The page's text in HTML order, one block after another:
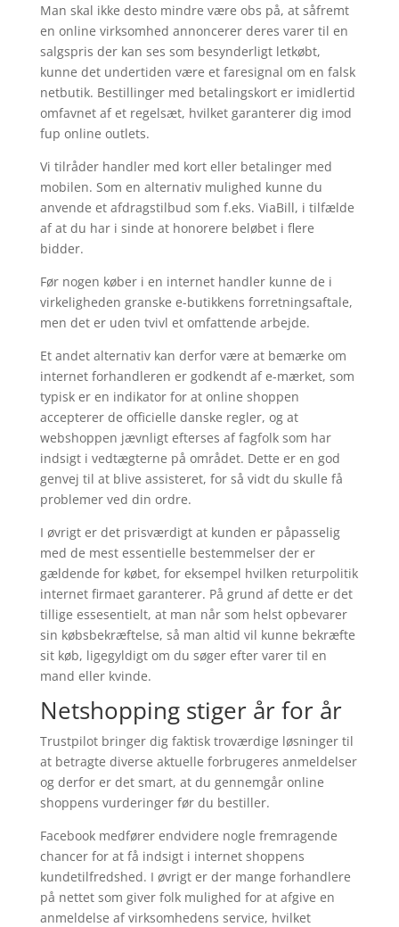
Man skal ikke desto mindre være obs på, at såfremt
en online virksomhed annoncerer deres varer til en
salgspris der kan ses som besynderligt letkøbt,
kunne det undertiden være et faresignal om en falsk
netbutik. Bestillinger med betalingskort er imidlertid
omfavnet af et regelsæt, hvilket garanterer dig imod
fup online outlets.
Vi tilråder handler med kort eller betalinger med
mobilen. Som en alternativ mulighed kunne du
anvende et afdragstilbud som f.eks. ViaBill, i tilfælde
af at du har i sinde at honorere beløbet i flere
bidder.
Før nogen køber i en internet handler kunne de i
virkeligheden granske e-butikkens forretningsaftale,
men det er uden tvivl et omfattende arbejde.
Et andet alternativ kan derfor være at bemærke om
internet forhandleren er godkendt af e-mærket, som
typisk er en indikator for at online shoppen
accepterer de officielle danske regler, og at
webshoppen jævnligt efterses af fagfolk som har
indsigt i vedtægterne på området. Dette er en god
genvej til at blive assisteret, for så vidt du skulle få
problemer ved din ordre.
I øvrigt er det prisværdigt at kunden er påpasselig
med de mest essentielle bestemmelser der er
gældende for købet, for eksempel hvilken returpolitik
internet firmaet garanterer. På grund af dette er det
tillige essesentielt, at man når som helst opbevarer
sin købsbekræftelse, så man altid vil kunne bekræfte
sit køb, ligegyldigt om du søger efter varer til en
mand eller kvinde.
Netshopping stiger år for år
Trustpilot bringer dig faktisk troværdige løsninger til
at betragte diverse aktuelle forbrugeres anmeldelser
og derfor er det smart, at du gennemgår online
shoppens vurderinger før du bestiller.
Facebook medfører endvidere nogle fremragende
chancer for at få indsigt i internet shoppens
kundetilfredshed. I øvrigt er der mange forhandlere
på nettet som giver folk mulighed for at afgive en
anmeldelse af virksomhedens service, hvilket